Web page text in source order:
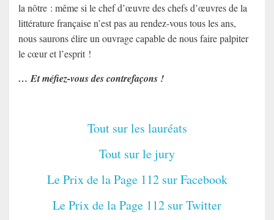
la nôtre : même si le chef d’œuvre des chefs d’œuvres de la
littérature française n’est pas au rendez-vous tous les ans,
nous saurons élire un ouvrage capable de nous faire palpiter
le cœur et l’esprit !
… Et méfiez-vous des contrefaçons !
Tout sur les lauréats
Tout sur le jury
Le Prix de la Page 112 sur Facebook
Le Prix de la Page 112 sur Twitter